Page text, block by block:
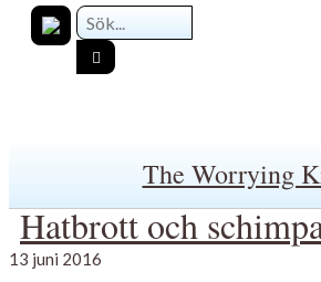
The Worrying
Hatbrott och
13 juni 2016